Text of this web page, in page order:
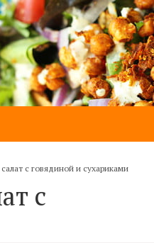
с говядиной и сухариками
с